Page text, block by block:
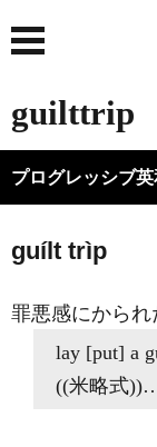
guilttrip
プログレッシブ
guílt trìp
罪悪感にかられ
lay [put] a
((米略式